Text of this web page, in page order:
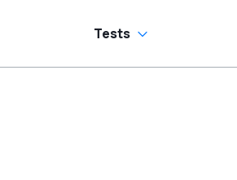
Tests